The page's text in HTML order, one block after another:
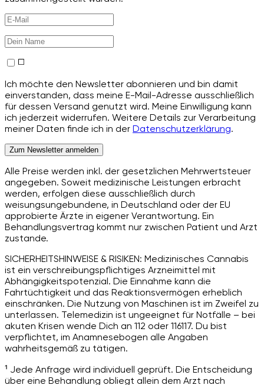
Ich möchte den Newsletter abonnieren und bin damit
einverstanden, dass meine E-Mail-Adresse ausschließlich
für dessen Versand genutzt wird. Meine Einwilligung kann
ich jederzeit widerrufen. Weitere Details zur Verarbeitung
meiner Daten finde ich in der Datenschutzerklärung.
Zum Newsletter anmelden
Alle Preise werden inkl. der gesetzlichen Mehrwertsteuer
angegeben. Soweit medizinische Leistungen erbracht
werden, erfolgen diese ausschließlich durch
weisungsungebundene, in Deutschland oder der EU
approbierte Ärzte in eigener Verantwortung. Ein
Behandlungsvertrag kommt nur zwischen Patient und Arzt
zustande.
SICHERHEITSHINWEISE & RISIKEN: Medizinisches Cannabis
ist ein verschreibungspflichtiges Arzneimittel mit
Abhängigkeitspotenzial. Die Einnahme kann die
Fahrtüchtigkeit und das Reaktionsvermögen erheblich
einschränken. Die Nutzung von Maschinen ist im Zweifel zu
unterlassen. Telemedizin ist ungeeignet für Notfälle – bei
akuten Krisen wende Dich an 112 oder 116117. Du bist
verpflichtet, im Anamnesebogen alle Angaben
wahrheitsgemäß zu tätigen.
¹ Jede Anfrage wird individuell geprüft. Die Entscheidung
über eine Behandlung obliegt allein dem Arzt nach